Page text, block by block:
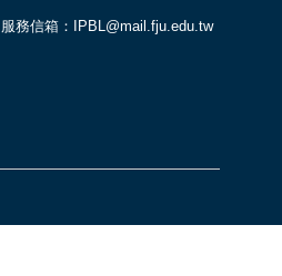
服務信箱：IPBL@mail.fju.edu.tw